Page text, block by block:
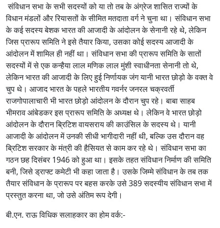
संविधान सभा के सभी सदस्यों को या तो तब के अंग्रेज शासित राज्यों के
विधान मंडलों और रियासतों के सीमित मतदाता वर्ग ने चुना था। संविधान सभा
के कई सदस्य बेशक भारत की आजादी के आंदोलन के सेनानी रहे थे, लेकिन
जिस प्रारूप समिति ने इसे तैयार किया, उसका कोई सदस्य आजादी के
आंदोलन में शामिल ही नहीं था। संविधान सभा की प्रारूप समिति के सातों
सदस्यों में से एक कन्हैया लाल मणिक लाल मुंशी स्वाधीनता सेनानी तो थे,
लेकिन भारत की आजादी के लिए हुई निर्णायक जंग यानी भारत छोड़ो के वक्त वे
चुप थे। आजाद भारत के पहले भारतीय गवर्नर जनरल चक्रवर्ती
राजगोपालाचारी भी भारत छोड़ो आंदोलन के दौरान चुप रहे। बाबा साहब
भीमराव आंबेडकर इस प्रारूप समिति के अध्यक्ष थे। लेकिन वे भारत छोड़ो
आंदोलन के दौरान ब्रिटिश वायसराय की काउंसिल के सदस्य थे। यानी
आजादी के आंदोलन में उनकी सीधी भागीदारी नहीं थी, बल्कि उस दौरान वह
ब्रिटिश सरकार के मंत्री की हैसियत से काम कर रहे थे। संविधान सभा का
गठन छह दिसंबर 1946 को हुआ था। इसके तहत संविधान निर्माण की समिति
बनी, जिसे ड्राफ्ट कमेटी भी कहा जाता है। उसके जिम्मे संविधान के तब तक
तैयार संविधान के प्रारूप पर बहस करके उसे 389 सदस्यीय संविधान सभा में
प्रस्तुत करना था, जो उसे अंतिम रूप देगी।
बी.एन. राऊ विधिक सलाहकार का होम वर्क:-